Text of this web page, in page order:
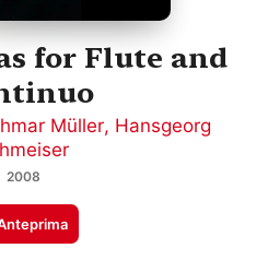
for Flute and
Müller, Hansgeorg
2008